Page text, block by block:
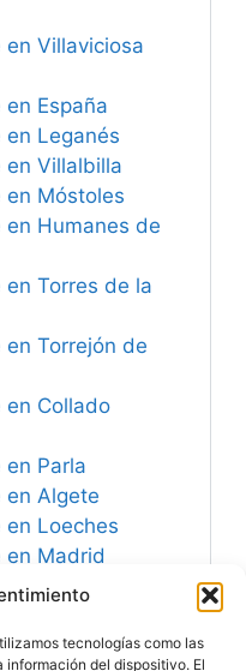
tecnologías como las
del dispositivo. El
Villaviciosa
España
en Leganés
en Villalbilla
en Móstoles
Humanes de
Torres de la
Torrejón de
en Collado
Parla
en Algete
en Loeches
en Madrid
San Agustín
en Alcobendas